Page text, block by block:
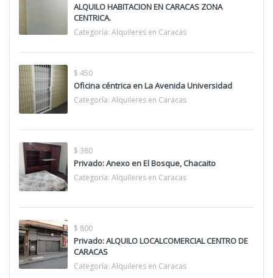
ALQUILO HABITACION EN CARACAS ZONA
CENTRICA.
Categoría: Alquileres en Caracas
$ 450
Oficina céntrica en La Avenida Universidad
Categoría: Alquileres en Caracas
$ 380
Privado: Anexo en El Bosque, Chacaito
Categoría: Alquileres en Caracas
$ 800
Privado: ALQUILO LOCALCOMERCIAL CENTRO DE
CARACAS
Categoría: Alquileres en Caracas